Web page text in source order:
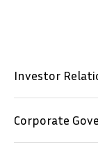
Investor
Corporate